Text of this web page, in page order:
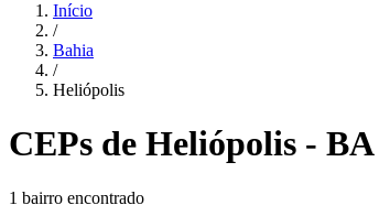
Início
/
Bahia
/
Heliópolis
CEPs de Heliópolis - BA
1 bairro encontrado